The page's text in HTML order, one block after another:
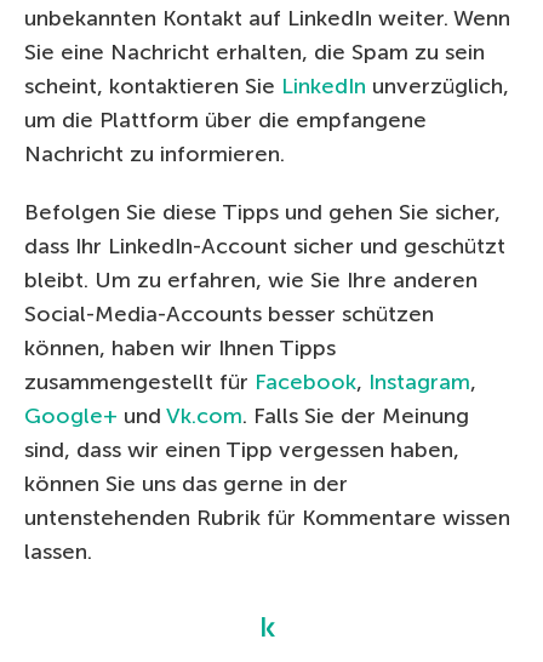
unbekannten Kontakt auf LinkedIn weiter. Wenn
Sie eine Nachricht erhalten, die Spam zu sein
scheint, kontaktieren Sie LinkedIn unverzüglich,
um die Plattform über die empfangene
Nachricht zu informieren.
Befolgen Sie diese Tipps und gehen Sie sicher,
dass Ihr LinkedIn-Account sicher und geschützt
bleibt. Um zu erfahren, wie Sie Ihre anderen
Social-Media-Accounts besser schützen
können, haben wir Ihnen Tipps
zusammengestellt für Facebook, Instagram,
Google+ und Vk.com. Falls Sie der Meinung
sind, dass wir einen Tipp vergessen haben,
können Sie uns das gerne in der
untenstehenden Rubrik für Kommentare wissen
lassen.